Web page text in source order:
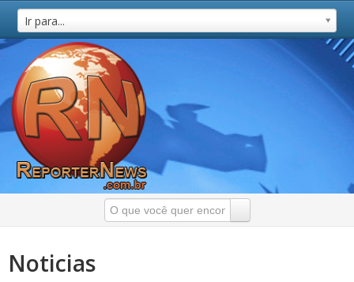
Ir para...
Noticias